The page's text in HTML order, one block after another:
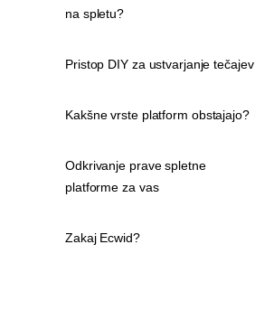
na spletu?
Pristop DIY za ustvarjanje tečajev
Kakšne vrste platform obstajajo?
Odkrivanje prave spletne
platforme za vas
Zakaj Ecwid?